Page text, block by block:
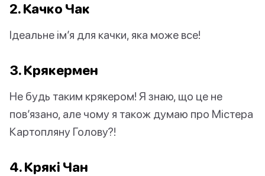
2. Качко Чак
Ідеальне ім’я для качки, яка може все!
3. Крякермен
Не будь таким крякером! Я знаю, що це не
пов’язано, але чому я також думаю про Містера
Картопляну Голову?!
4. Крякі Чан